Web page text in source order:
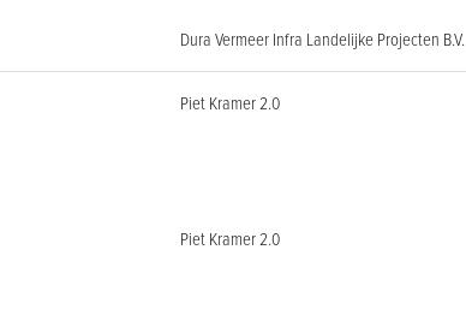
Dura Vermeer Infra Landelijke Projecten B.V.
Piet Kramer 2.0
Piet Kramer 2.0